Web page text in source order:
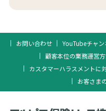
お問い合わせ YouTubeチャン
顧客本位の業務運営
カスタマーハラスメントに
お客さま